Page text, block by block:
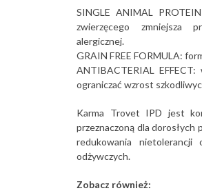
SINGLE ANIMAL
zwierzęcego zmniejsza
alergicznej.
GRAIN FREE FORMULA:
ANTIBACTERIAL
ograniczać wzrost
Karma Trovet IPD jest
przeznaczoną dla dorosłych
redukowania nietolerancji
odżywczych.
Zobacz również: